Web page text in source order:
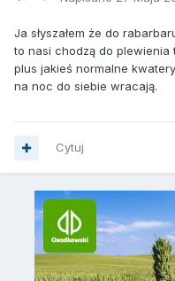
Ja słyszałem że do
to nasi chodzą do
plus jakieś normalne
na noc do siebie wracają.
Cytuj